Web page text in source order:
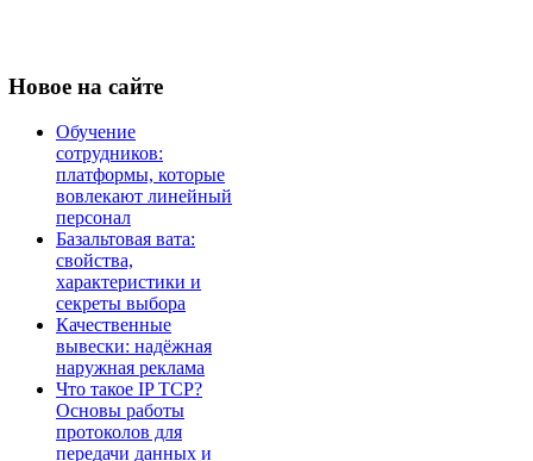
Новое на сайте
Обучение
сотрудников:
платформы, которые
вовлекают линейный
персонал
Базальтовая вата:
свойства,
характеристики и
секреты выбора
Качественные
вывески: надёжная
наружная реклама
Что такое IP TCP?
Основы работы
протоколов для
передачи данных и